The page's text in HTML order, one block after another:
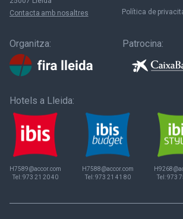
Contacta amb nosaltres
Política de
Organitza: Patrocina:
Hotels a Lleida:
H7589@accor.com
Tel:973 21 20 40
H7588@accor.com
Tel:973 21 41 80
Tel:973